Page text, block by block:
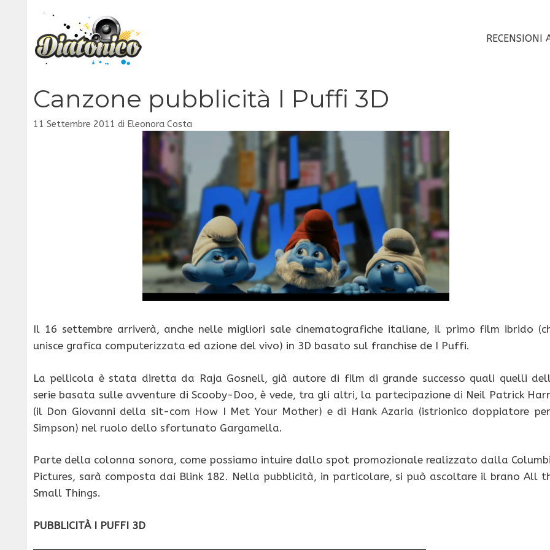
contenuto
RECENSIONI
Canzone pubblicità I Puffi 3D
11 Settembre 2011 di Eleonora Costa
Il 16 settembre arriverà, anche nelle migliori sale cinematografiche italiane, il primo film ibrido
unisce grafica computerizzata ed azione del vivo) in 3D basato sul franchise de I Puffi.
La pellicola è stata diretta da Raja Gosnell, già autore di film di grande successo quali quelli
serie basata sulle avventure di Scooby-Doo, è vede, tra gli altri, la partecipazione di Neil Patrick
(il Don Giovanni della sit-com How I Met Your Mother) e di Hank Azaria (istrionico doppiatore
Simpson) nel ruolo dello sfortunato Gargamella.
Parte della colonna sonora, come possiamo intuire dallo spot promozionale realizzato dalla
Pictures, sarà composta dai Blink 182. Nella pubblicità, in particolare, si può ascoltare il brano All
Small Things.
PUBBLICITÀ I PUFFI 3D